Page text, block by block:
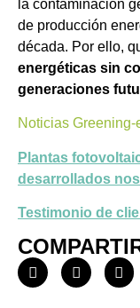
la contaminación
de producción
década. Por ello,
energéticas sin
generaciones
Noticias
Plantas
desarrollados
Testimonio de